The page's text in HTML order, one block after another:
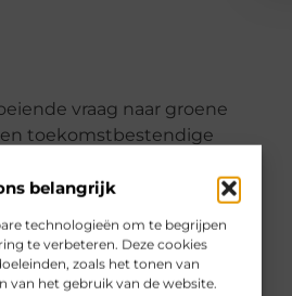
belangrijk
technologieën om te begrijpen
te verbeteren. Deze cookies
zoals het tonen van
van het gebruik van de website.
vraag naar groene
toekomstbestendige
Zilver profiteert van
maakt voor